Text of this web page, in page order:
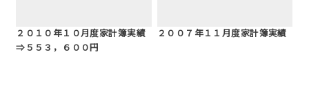
２０１０年１０月度家計簿実績
⇒５５３，６００円
２００７年１１月度家計簿実績